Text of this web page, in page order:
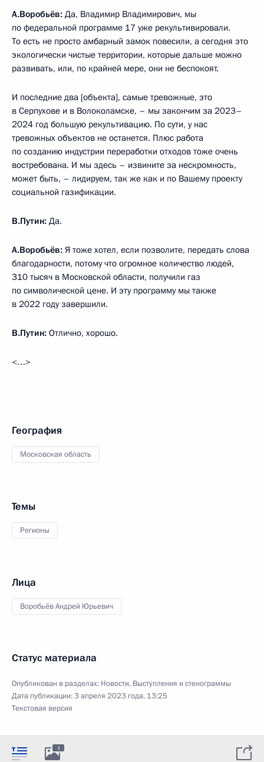
А.Воробьёв: Да, Владимир Владимирович, мы
по федеральной программе 17 уже рекультивировали.
То есть не просто амбарный замок повесили, а сегодня это
экологически чистые территории, которые дальше можно
развивать, или, по крайней мере, они не беспокоят.
И последние два [объекта], самые тревожные, это
в Серпухове и в Волоколамске, – мы закончим за 2023–
2024 год большую рекультивацию. По сути, у нас
тревожных объектов не останется. Плюс работа
по созданию индустрии переработки отходов тоже очень
востребована. И мы здесь – извините за нескромность,
может быть, – лидируем, так же как и по Вашему проекту
социальной газификации.
В.Путин: Да.
А.Воробьёв: Я тоже хотел, если позволите, передать слова
благодарности, потому что огромное количество людей,
310 тысяч в Московской области, получили газ
по символической цене. И эту программу мы также
в 2022 году завершили.
В.Путин: Отлично, хорошо.
<…>
География
Московская область
Темы
Регионы
Лица
Воробьёв Андрей Юрьевич
Статус материала
Опубликован в разделах: Новости, Выступления и стенограммы
Дата публикации:3 апреля 2023 года, 13:25
Текстовая версия
3